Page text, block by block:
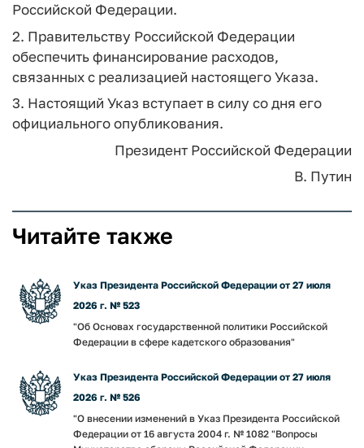
Российской Федерации.
2. Правительству Российской Федерации
обеспечить финансирование расходов,
связанных с реализацией настоящего Указа.
3. Настоящий Указ вступает в силу со дня его
официального опубликования.
Президент Российской Федерации
В. Путин
Читайте также
Указ Президента Российской Федерации от 27 июля
2026 г. № 523
"Об Основах государственной политики Российской
Федерации в сфере кадетского образования"
Указ Президента Российской Федерации от 27 июля
2026 г. № 526
"О внесении изменений в Указ Президента Российской
Федерации от 16 августа 2004 г. № 1082 "Вопросы